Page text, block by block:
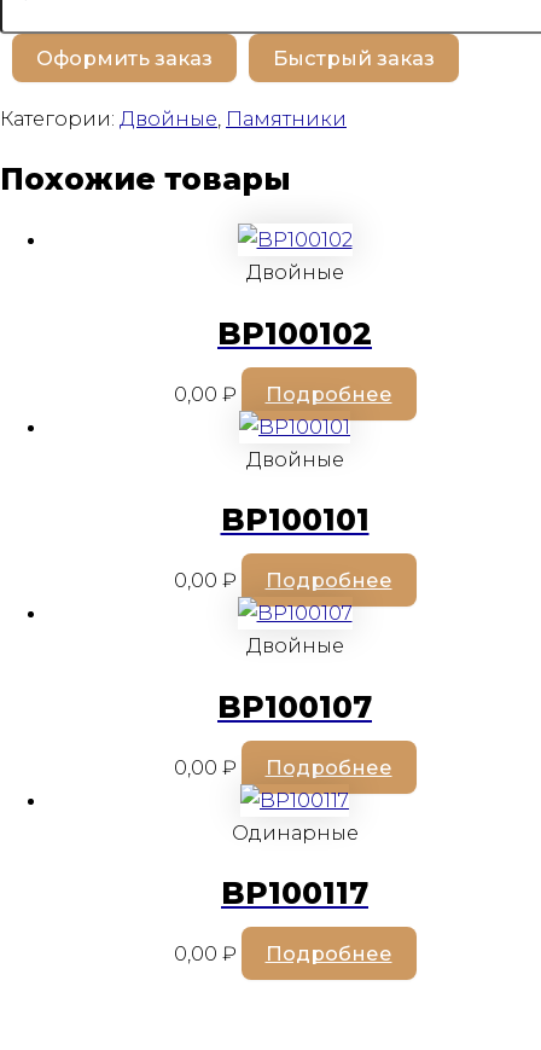
Оформить заказ Быстрый заказ
Категории: Двойные Памятники
Похожие товары
Двойные
BP100102
0,00 ₽ Подробнее
Двойные
BP100101
0,00 ₽ Подробнее
Двойные
BP100107
0,00 ₽ Подробнее
Одинарные
BP100117
0,00 ₽ Подробнее